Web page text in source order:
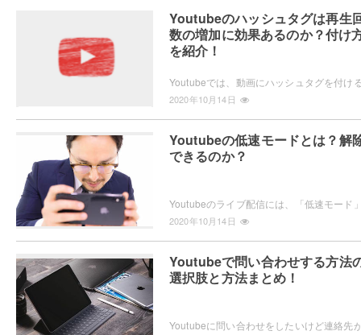
Youtubeのハッシュタグは再生
数の増加に効果あるのか？付け
を紹介！
2020年10月14日
Youtubeの低速モードとは？解
できるのか？
2020年10月14日
Youtubeで問い合わせする方法
選択肢と方法まとめ！